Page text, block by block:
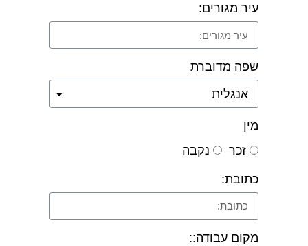
עיר מגורים:
שפה מדוברת
מין
זכר
נקבה
כתובת:
מקום עבודה::